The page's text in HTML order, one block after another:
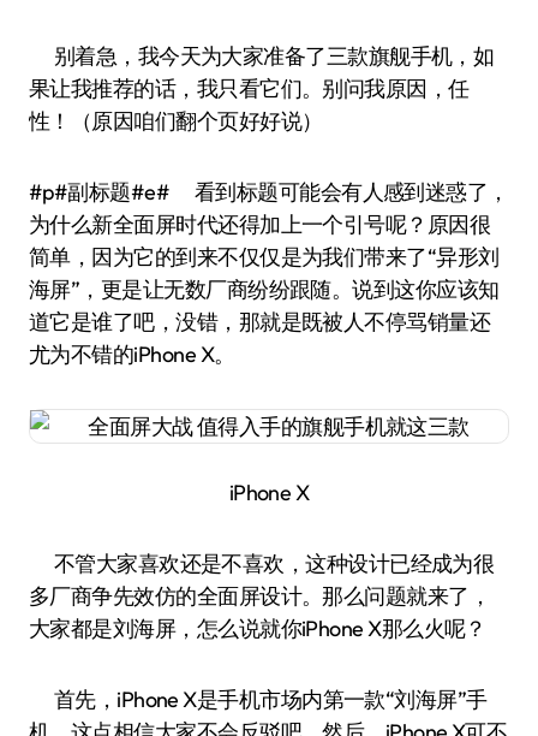
别着急，我今天为大家准备了三款旗舰手机，如
果让我推荐的话，我只看它们。别问我原因，任
性！（原因咱们翻个页好好说）
#p#副标题#e# 看到标题可能会有人感到迷惑了，
为什么新全面屏时代还得加上一个引号呢？原因很
简单，因为它的到来不仅仅是为我们带来了“异形刘
海屏”，更是让无数厂商纷纷跟随。说到这你应该知
道它是谁了吧，没错，那就是既被人不停骂销量还
尤为不错的iPhone X。
iPhone X
不管大家喜欢还是不喜欢，这种设计已经成为很
多厂商争先效仿的全面屏设计。那么问题就来了，
大家都是刘海屏，怎么说就你iPhone X那么火呢？
首先，iPhone X是手机市场内第一款“刘海屏”手